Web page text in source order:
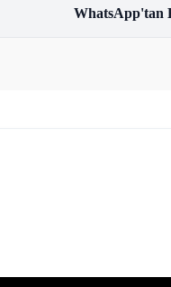
WhatsApp'tan